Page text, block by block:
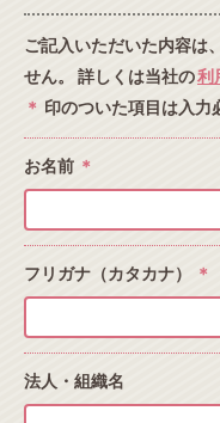
ご記入いただいた内容は
せん。 詳しくは当社の利
＊ 印のついた項目は入力
お名前 ＊
フリガナ（カタカナ） ＊
法人・組織名